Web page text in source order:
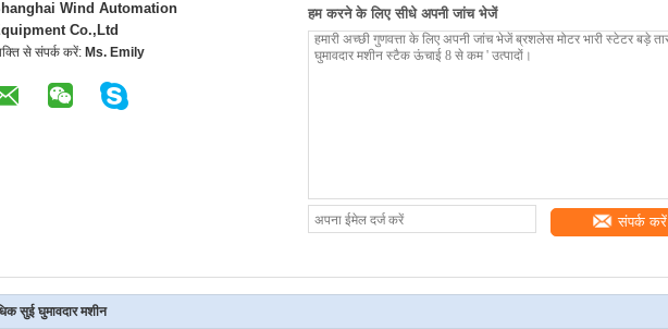
Wind Automation
Co.,Ltd
से संपर्क करें: Ms. Emily
हम करने के लिए सीधे अपनी जांच भेजें
संपर्क करें
सुई घुमावदार मशीन